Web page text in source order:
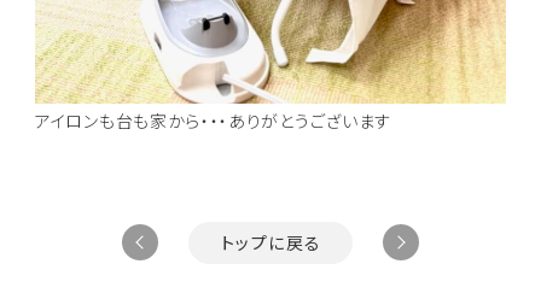
アイロンも台も家から・・・ありがとうございます
トップに戻る